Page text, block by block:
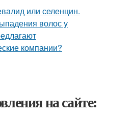
на сайте: